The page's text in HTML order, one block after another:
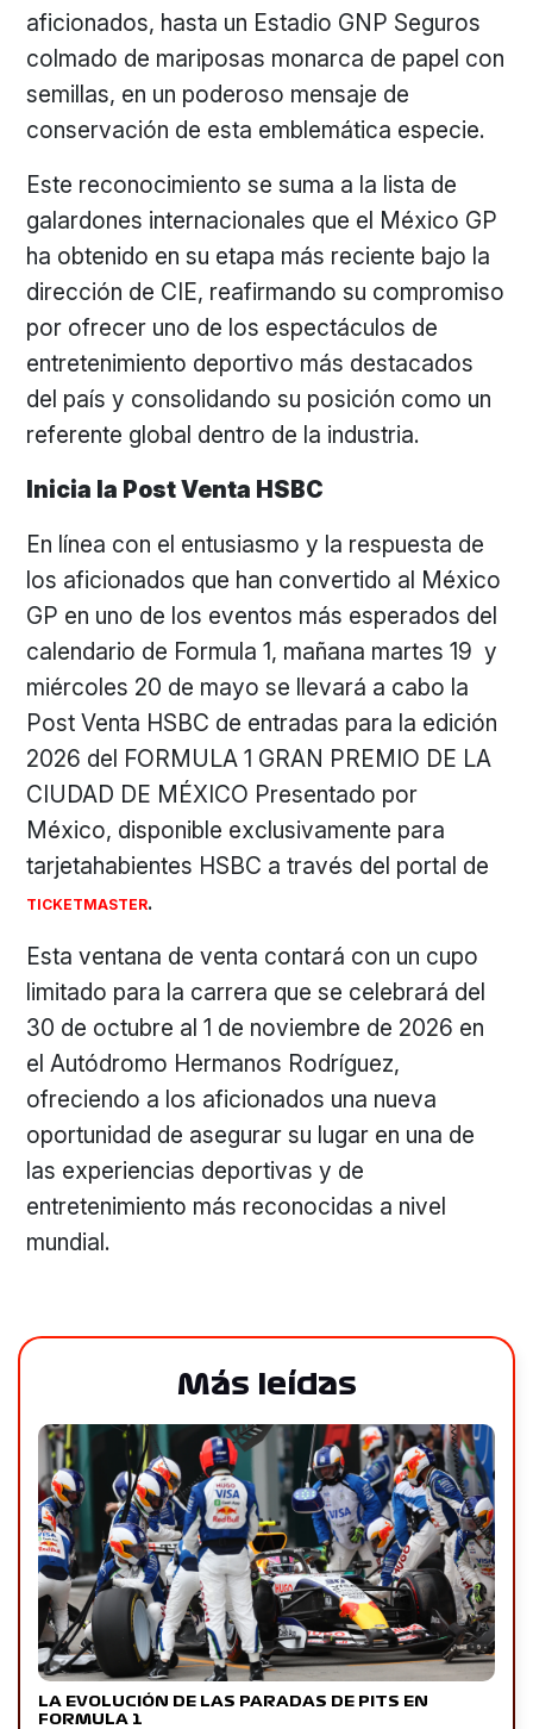
aficionados, hasta un Estadio GNP Seguros
colmado de mariposas monarca de papel con
semillas, en un poderoso mensaje de
conservación de esta emblemática especie.
Este reconocimiento se suma a la lista de
galardones internacionales que el México GP
ha obtenido en su etapa más reciente bajo la
dirección de CIE, reafirmando su compromiso
por ofrecer uno de los espectáculos de
entretenimiento deportivo más destacados
del país y consolidando su posición como un
referente global dentro de la industria.
Inicia la Post Venta HSBC
En línea con el entusiasmo y la respuesta de
los aficionados que han convertido al México
GP en uno de los eventos más esperados del
calendario de Formula 1, mañana martes 19 y
miércoles 20 de mayo se llevará a cabo la
Post Venta HSBC de entradas para la edición
2026 del FORMULA 1 GRAN PREMIO DE LA
CIUDAD DE MÉXICO Presentado por
México, disponible exclusivamente para
tarjetahabientes HSBC a través del portal de
TICKETMASTER.
Esta ventana de venta contará con un cupo
limitado para la carrera que se celebrará del
30 de octubre al 1 de noviembre de 2026 en
el Autódromo Hermanos Rodríguez,
ofreciendo a los aficionados una nueva
oportunidad de asegurar su lugar en una de
las experiencias deportivas y de
entretenimiento más reconocidas a nivel
mundial.
Más leídas
LA EVOLUCIÓN DE LAS PARADAS DE PITS EN
FORMULA 1